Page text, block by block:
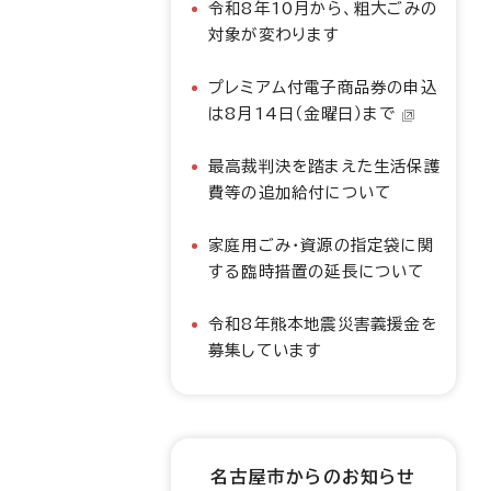
令和8年10月から、粗大ごみの
対象が変わります
プレミアム付電子商品券の申込
は8月14日（金曜日）まで
最高裁判決を踏まえた生活保護
費等の追加給付について
家庭用ごみ・資源の指定袋に関
する臨時措置の延長について
令和8年熊本地震災害義援金を
募集しています
名古屋市からのお知らせ